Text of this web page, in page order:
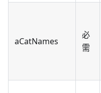
aCatNames
必
需